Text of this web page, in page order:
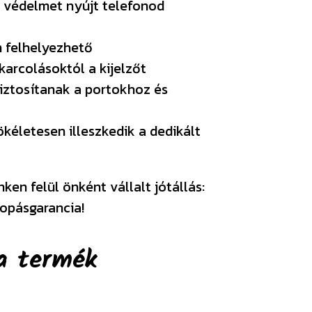
nyújt telefonod
felhelyezhető
a kijelzőt
a portokhoz és
illeszkedik a dedikált
felül önként vállalt jótállás:
termék